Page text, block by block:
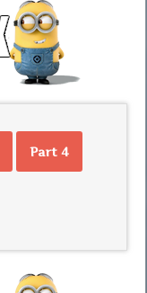
Part 4